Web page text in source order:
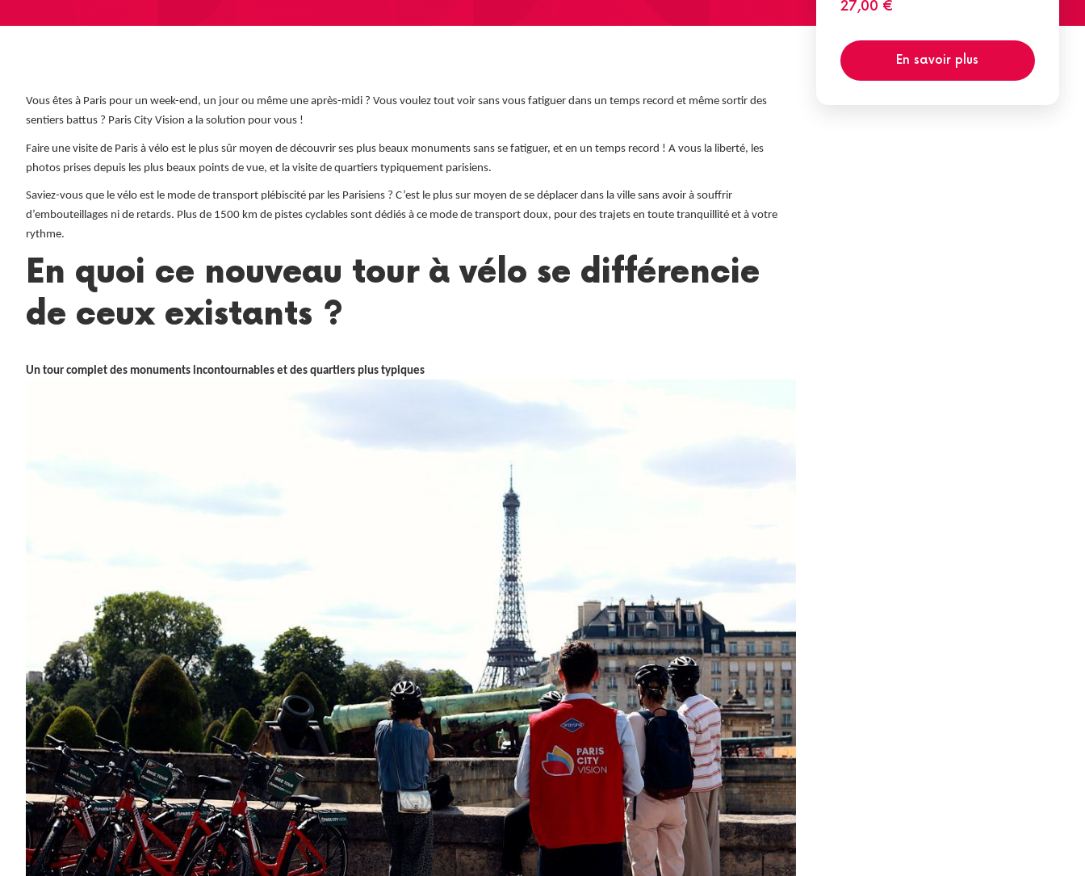
27,00 €
En savoir plus
Vous êtes à Paris pour un week-end, un jour ou même une après-midi ? Vous voulez tout voir sans vous fatiguer dans un temps record et même sortir des
sentiers battus ? Paris City Vision a la solution pour vous !
Faire une visite de Paris à vélo est le plus sûr moyen de découvrir ses plus beaux monuments sans se fatiguer, et en un temps record ! A vous la liberté, les
photos prises depuis les plus beaux points de vue, et la visite de quartiers typiquement parisiens.
Saviez-vous que le vélo est le mode de transport plébiscité par les Parisiens ? C’est le plus sur moyen de se déplacer dans la ville sans avoir à souffrir
d’embouteillages ni de retards. Plus de 1500 km de pistes cyclables sont dédiés à ce mode de transport doux, pour des trajets en toute tranquillité et à votre
rythme.
En quoi ce nouveau tour à vélo se différencie
de ceux existants ?
Un tour complet des monuments incontournables et des quartiers plus typiques